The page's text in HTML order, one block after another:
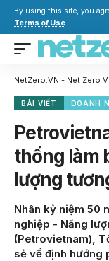
By using this site, you
Terms of Use.
NetZero.VN - Net Zero
BÀI VIẾT DOANH
thống làm
lượng
Nhân kỷ niệm 50
nghiệp - Năng
(Petrovietnam),
sẻ về định hướng